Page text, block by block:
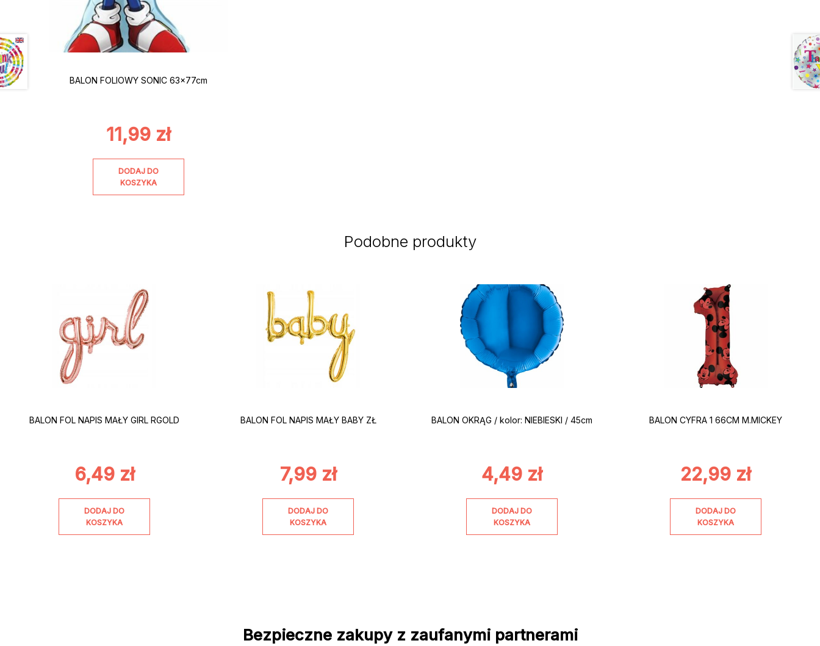
BALON FOLIOWY SONIC 63x77cm
11,99 zł
DODAJ DO
KOSZYKA
Podobne produkty
BALON FOL NAPIS MAŁY GIRL RGOLD
6,49 zł
DODAJ DO
KOSZYKA
BALON FOL NAPIS MAŁY BABY ZŁ
7,99 zł
DODAJ DO
KOSZYKA
BALON OKRĄG / kolor: NIEBIESKI / 45cm
4,49 zł
DODAJ DO
KOSZYKA
BALON CYFRA 1 66CM M.MICKEY
22,99 zł
DODAJ DO
KOSZYKA
Bezpieczne zakupy z zaufanymi partnerami